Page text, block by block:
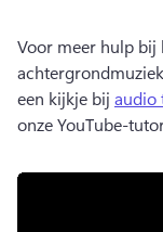
Voor meer hulp bij
een kijkje bij audio
onze YouTube-